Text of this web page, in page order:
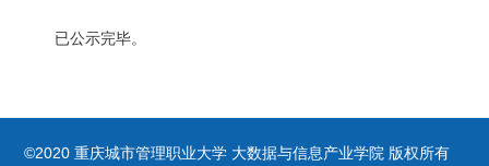
已公示完毕。
©2020 重庆城市管理职业大学 大数据与信息产业学院 版权所有